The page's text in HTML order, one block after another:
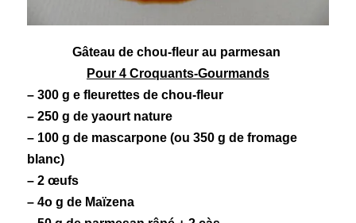
Gâteau de chou-fleur au parmesan
Pour 4 Croquants-Gourmands
– 300 g e fleurettes de chou-fleur
– 250 g de yaourtnature
– 100 g de mascarpone (ou 350 g de fromage
blanc)
– 2 œufs
– 4o g de Maïzena